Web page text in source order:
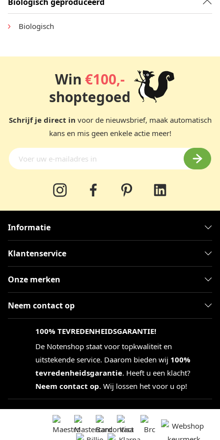
Biologisch
Win €100,-
shoptegoed
Schrijf je direct in voor de nieuwsbrief, maak automatisch
kans en mis geen enkele actie meer!
Informatie
Klantenservice
Onze merken
Neem contact op
100% TEVREDENHEIDSGARANTIE!
De Notenshop staat voor topkwaliteit en
uitstekende service. Daarom bieden wij 100%
tevredenheidsgarantie. Heeft u een klacht?
Neem contact op. Wij lossen het voor u op!